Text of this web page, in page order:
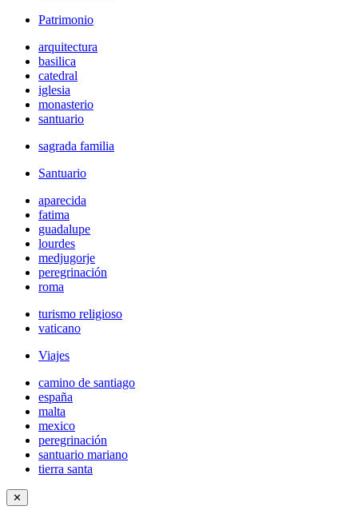
Patrimonio
arquitectura
basilica
catedral
iglesia
monasterio
santuario
sagrada familia
Santuario
aparecida
fatima
guadalupe
lourdes
medjugorje
peregrinación
roma
turismo religioso
vaticano
Viajes
camino de santiago
españa
malta
mexico
peregrinación
santuario mariano
tierra santa
✕